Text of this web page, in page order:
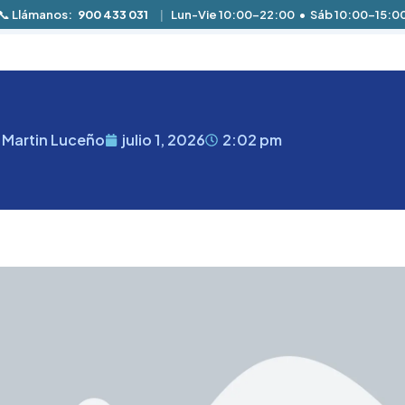
📞 Llámanos: 900 433 031 | Lun-Vie 10:00-22:00 • Sáb 10:00-
Martin Luceño julio 1, 2026 2:02 pm